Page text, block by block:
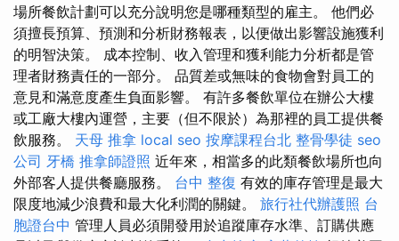
場所餐飲計劃可以充分說明您是哪種類型的雇主。 他們必
須擅長預算、預測和分析財務報表，以便做出影響設施獲利
的明智決策。 成本控制、收入管理和獲利能力分析都是管
理者財務責任的一部分。 品質差或無味的食物會對員工的
意見和滿意度產生負面影響。 有許多餐飲單位在辦公大樓
或工廠大樓內運營，主要（但不限於）為那裡的員工提供餐
飲服務。 天母 推拿 local seo 按摩課程台北 整骨學徒 seo
公司 牙橋 推拿師證照 近年來，相當多的此類餐飲場所也向
外部客人提供餐廳服務。 台中 整復 有效的庫存管理是最大
限度地減少浪費和最大化利潤的關鍵。 旅行社代辦護照 台
胞證台中 管理人員必須開發用於追蹤庫存水準、訂購供應